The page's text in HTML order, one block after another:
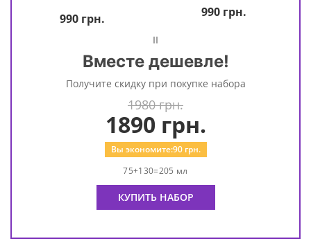
990грн. 990грн.
=
Вместе дешевле!
Получите скидку при покупке набора
1980 грн.
1890грн.
Вы экономите:90грн.
75+130=205 мл
КУПИТЬ НАБОР